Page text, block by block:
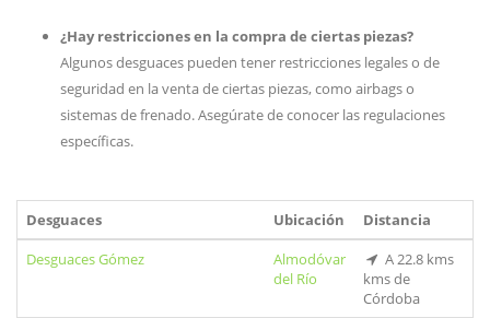
¿Hay restricciones en la compra de ciertas piezas?
Algunos desguaces pueden tener restricciones legales o de
seguridad en la venta de ciertas piezas, como airbags o
sistemas de frenado. Asegúrate de conocer las regulaciones
específicas.
Desguaces Ubicación
Distancia
Desguaces Gómez
Almodóvar
del Río
A 22.8 kms
kms de
Córdoba